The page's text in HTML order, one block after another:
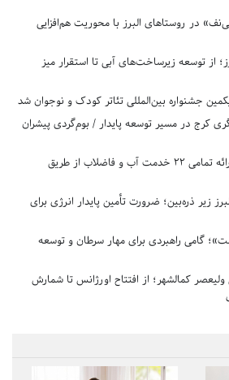
در روستاهای البرز با محوریت هم‌افزایی
از توسعه زیرساخت‌های آبی تا استقرار میز
جشنواره بین‌المللی تئاتر کودک و نوجوان شد
کرج در مسیر توسعه پایدار / بوم‌گردی پیشران
آبفای البرز پیشتاز شد؛ ارائه تمامی ۲۲ خدمت آب و فاضلاب از طریق
زیر ذره‌بین؛ ضرورت تأمین پایدار انرژی برای
گامی راهبردی برای مهار سرطان و توسعه
تختخوابی ولیعصر کمالشهر؛ از افتتاح اورژانس تا شمارش